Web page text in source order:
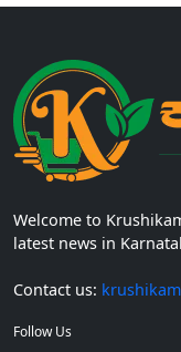
Welcome to
latest news in
Contact us:
Follow Us